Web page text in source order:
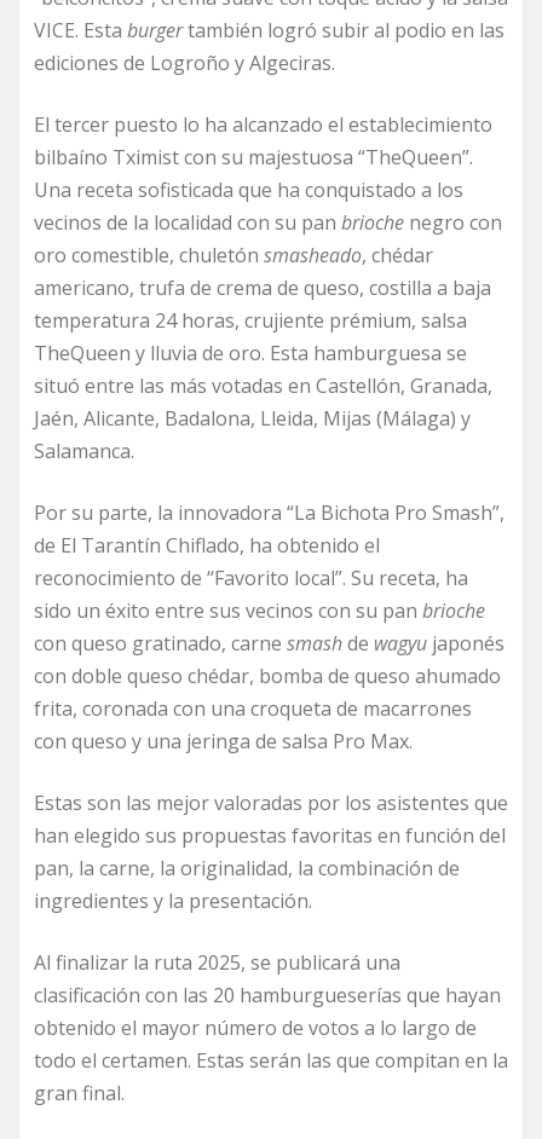
VICE. Esta burgertambién logró subir al podio en las
ediciones de Logroño y Algeciras.
El tercer puesto lo ha alcanzado el establecimiento
bilbaíno Tximist con su majestuosa “TheQueen”.
Una receta sofisticada que ha conquistado a los
vecinos de la localidad con su pan brioche negro con
oro comestible, chuletón smasheado, chédar
americano, trufa de crema de queso, costilla a baja
temperatura 24 horas, crujiente prémium, salsa
TheQueen y lluvia de oro. Esta hamburguesa se
situó entre las más votadas en Castellón, Granada,
Jaén, Alicante, Badalona, Lleida, Mijas (Málaga) y
Salamanca.
Por su parte, la innovadora “La Bichota Pro Smash”,
de El Tarantín Chiflado, ha obtenido el
reconocimiento de “Favorito local”. Su receta, ha
sido un éxito entre sus vecinos con su pan brioche
con queso gratinado, carne smashde wagyu japonés
con doble queso chédar, bomba de queso ahumado
frita, coronada con una croqueta de macarrones
con queso y una jeringa de salsa Pro Max.
Estas son las mejor valoradas por los asistentes que
han elegido sus propuestas favoritas en función del
pan, la carne, la originalidad, la combinación de
ingredientes y la presentación.
Al finalizar la ruta 2025, se publicará una
clasificación con las 20 hamburgueserías que hayan
obtenido el mayor número de votos a lo largo de
todo el certamen. Estas serán las que compitan en la
gran final.